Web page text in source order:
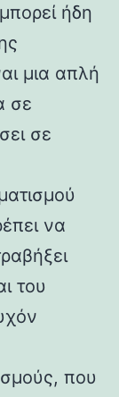
ήδη
μια απλή
σε
σε
να
του
που